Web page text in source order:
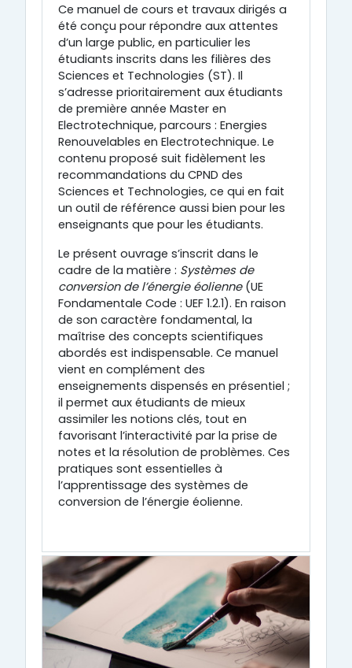
Ce manuel de cours et travaux dirigés a
été conçu pour répondre aux attentes
d’un large public, en particulier les
étudiants inscrits dans les filières des
Sciences et Technologies (ST). Il
s’adresse prioritairement aux étudiants
de première année Master en
Electrotechnique, parcours : Energies
Renouvelables en Electrotechnique. Le
contenu proposé suit fidèlement les
recommandations du CPND des
Sciences et Technologies, ce qui en fait
un outil de référence aussi bien pour les
enseignants que pour les étudiants.
Le présent ouvrage s’inscrit dans le
cadre de la matière : Systèmes de
conversion de l’énergie éolienne(UE
Fondamentale Code : UEF 1.2.1). En raison
de son caractère fondamental, la
maîtrise des concepts scientifiques
abordés est indispensable. Ce manuel
vient en complément des
enseignements dispensés en présentiel ;
il permet aux étudiants de mieux
assimiler les notions clés, tout en
favorisant l’interactivité par la prise de
notes et la résolution de problèmes. Ces
pratiques sont essentielles à
l’apprentissage des systèmes de
conversion de l’énergie éolienne.